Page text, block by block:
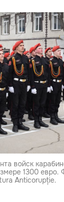
войск
1300 евро.
Anticorupție.